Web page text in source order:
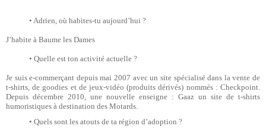
• Adrien, où habites-tu aujourd’hui ?
J’habite à Baume les Dames
• Quelle est ton activité actuelle ?
Je suis e-commerçant depuis mai 2007 avec un site spécialisé dans la vente de
t-shirts, de goodies et de jeux-vidéo (produits dérivés) nommés : Checkpoint.
Depuis décembre 2010, une nouvelle enseigne : Gaaz un site de t-shirts
humoristiques à destination des Motards.
• Quels sont les atouts de ta région d’adoption ?